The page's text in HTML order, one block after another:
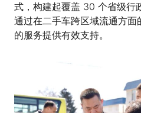
式，构建起覆盖 30 个省级行
通过在二手车跨区域流通方
的服务提供有效支持。